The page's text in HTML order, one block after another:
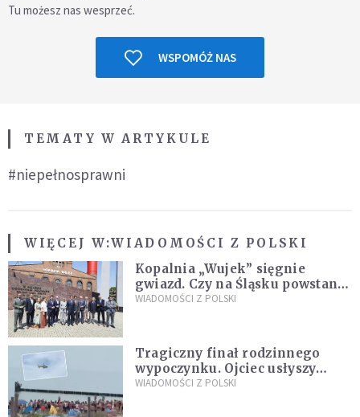
Tu możesz nas wesprzeć.
WSPOMÓŻ NAS
TEMATY W ARTYKULE
#niepełnosprawni
WIĘCEJ W:WIADOMOŚCI Z POLSKI
Kopalnia „Wujek” sięgnie
gwiazd. Czy na Śląsku powstanie
„Dolina Krzemowa”?
WIADOMOŚCI Z POLSKI
Tragiczny finał rodzinnego
wypoczynku. Ojciec usłyszy
zarzuty
WIADOMOŚCI Z POLSKI